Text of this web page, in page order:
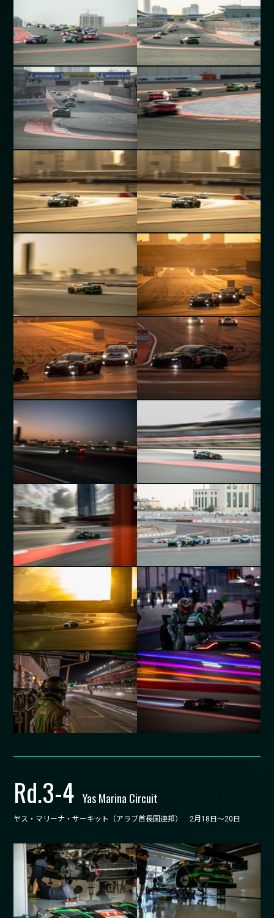
Rd.3-4 Yas Marina Circuit
ヤス・マリーナ・サーキット（アラブ首長国連邦） 2月18日～20日